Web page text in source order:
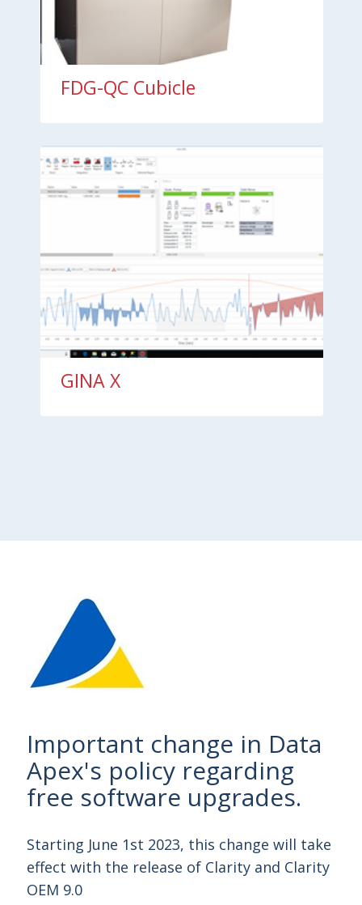
FDG-QC Cubicle
GINA X
in Data
regarding
upgrades.
this change will take
of Clarity and Clarity
Elysia-Raytest
Radioprotech
ihre
bekannt zu
Radioprotech bietet